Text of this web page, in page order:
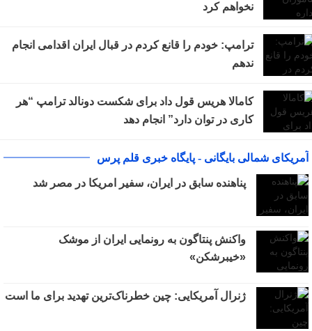
نخواهم کرد
ترامپ: خودم را قانع کردم در قبال ایران اقدامی انجام
ندهم
کامالا هریس قول داد برای شکست دونالد ترامپ “هر
کاری در توان دارد” انجام دهد
آمریکای شمالی بایگانی - پایگاه خبری قلم پرس
پناهنده سابق در ایران، سفیر امریکا در مصر شد
واکنش پنتاگون به رونمایی ایران از موشک
«خیبرشکن»
ژنرال آمریکایی: چین خطرناک‌ترین تهدید برای ما است